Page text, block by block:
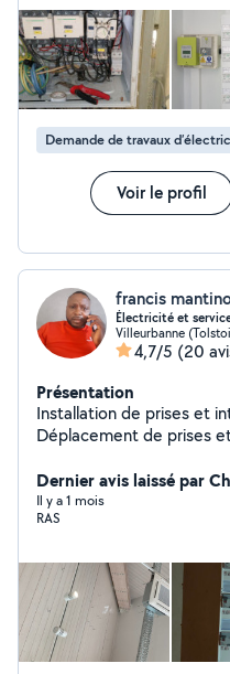
7jours/7. Dépannage d'urgence. Pose
LINKY et collone montante. Je fais le
meubles, cuisine petite
peint, Portail automatique, interphonie parabole et
informatique,
Bornes de recharge pour
Intervention et
solaires petites et
700KWc. QualiPV-500. Titulaire d'un CAP, BEP et Bac
Pro Électrotechnique à
Demande de travaux
Voir le profil
francis
Électricité et
Villeurbanne
4,7/5 (20
Présentation
Installation de prises et
Déplacement de prises
Installation des radiateurs Installation des
électriques, Installation
Dernier avis laissé par
Il y a 1 mois
RAS